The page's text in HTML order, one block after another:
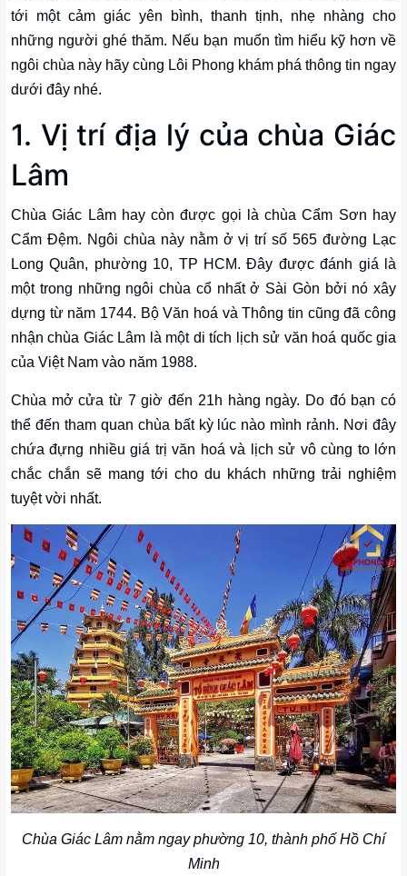
tới một cảm giác yên bình, thanh tịnh, nhẹ nhàng cho
những người ghé thăm. Nếu bạn muốn tìm hiểu kỹ hơn về
ngôi chùa này hãy cùng Lôi Phong khám phá thông tin ngay
dưới đây nhé.
1. Vị trí địa lý của chùa Giác
Lâm
Chùa Giác Lâm hay còn được gọi là chùa Cẩm Sơn hay
Cẩm Đệm. Ngôi chùa này nằm ở vị trí số 565 đường Lạc
Long Quân, phường 10, TP HCM. Đây được đánh giá là
một trong những ngôi chùa cổ nhất ở Sài Gòn bởi nó xây
dựng từ năm 1744. Bộ Văn hoá và Thông tin cũng đã công
nhận chùa Giác Lâm là một di tích lịch sử văn hoá quốc gia
của Việt Nam vào năm 1988.
Chùa mở cửa từ 7 giờ đến 21h hàng ngày. Do đó bạn có
thể đến tham quan chùa bất kỳ lúc nào mình rảnh. Nơi đây
chứa đựng nhiều giá trị văn hoá và lịch sử vô cùng to lớn
chắc chắn sẽ mang tới cho du khách những trải nghiệm
tuyệt vời nhất.
Chùa Giác Lâm nằm ngay phường 10, thành phố Hồ Chí
Minh